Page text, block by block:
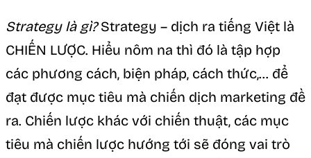
Strategy là gì?Strategy – dịch ra tiếng Việt là
CHIẾN LƯỢC. Hiểu nôm na thì đó là tập hợp
các phương cách, biện pháp, cách thức,… để
đạt được mục tiêu mà chiến dịch marketing đề
ra. Chiến lược khác với chiến thuật, các mục
tiêu mà chiến lược hướng tới sẽ đóng vai trò